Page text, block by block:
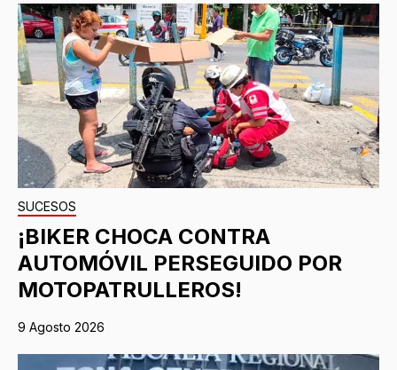
SUCESOS
¡BIKER CHOCA CONTRA
AUTOMÓVIL PERSEGUIDO POR
MOTOPATRULLEROS!
9 Agosto 2026